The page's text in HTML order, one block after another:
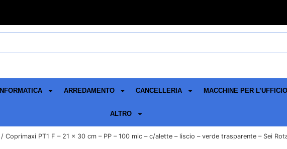
INFORMATICA ARREDAMENTO CANCELLERIA MACCHINE PER L’UFFICIO
ALTRO
/ Coprimaxi PT1 F – 21 x 30 cm – PP – 100 mic – c/alette – liscio – verde trasparente – Sei